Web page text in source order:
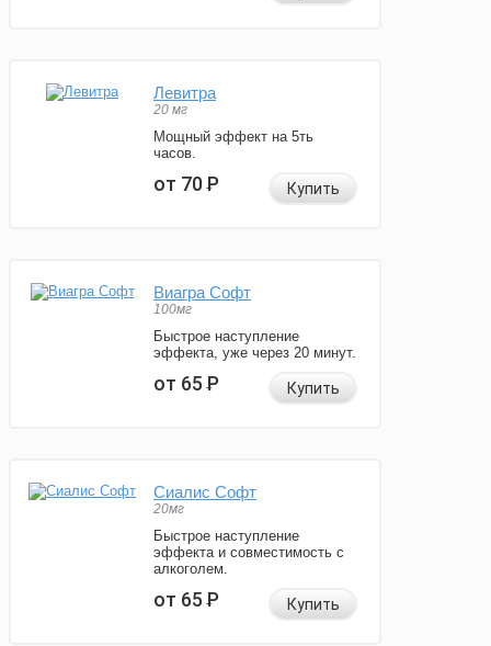
Левитра
20 мг
Мощный эффект на 5ть
часов.
от 70Р Купить
Виагра Софт
100мг
Быстрое наступление
эффекта, уже через 20 минут.
от 65Р Купить
Сиалис Софт
20мг
Быстрое наступление
эффекта и совместимость с
алкоголем.
от 65Р Купить